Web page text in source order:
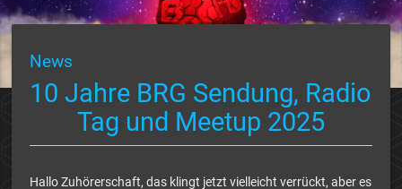
News
10 Jahre BRG Sendung, Radio
Tag und Meetup 2025
Hallo Zuhörerschaft, das klingt jetzt vielleicht verrückt, aber es